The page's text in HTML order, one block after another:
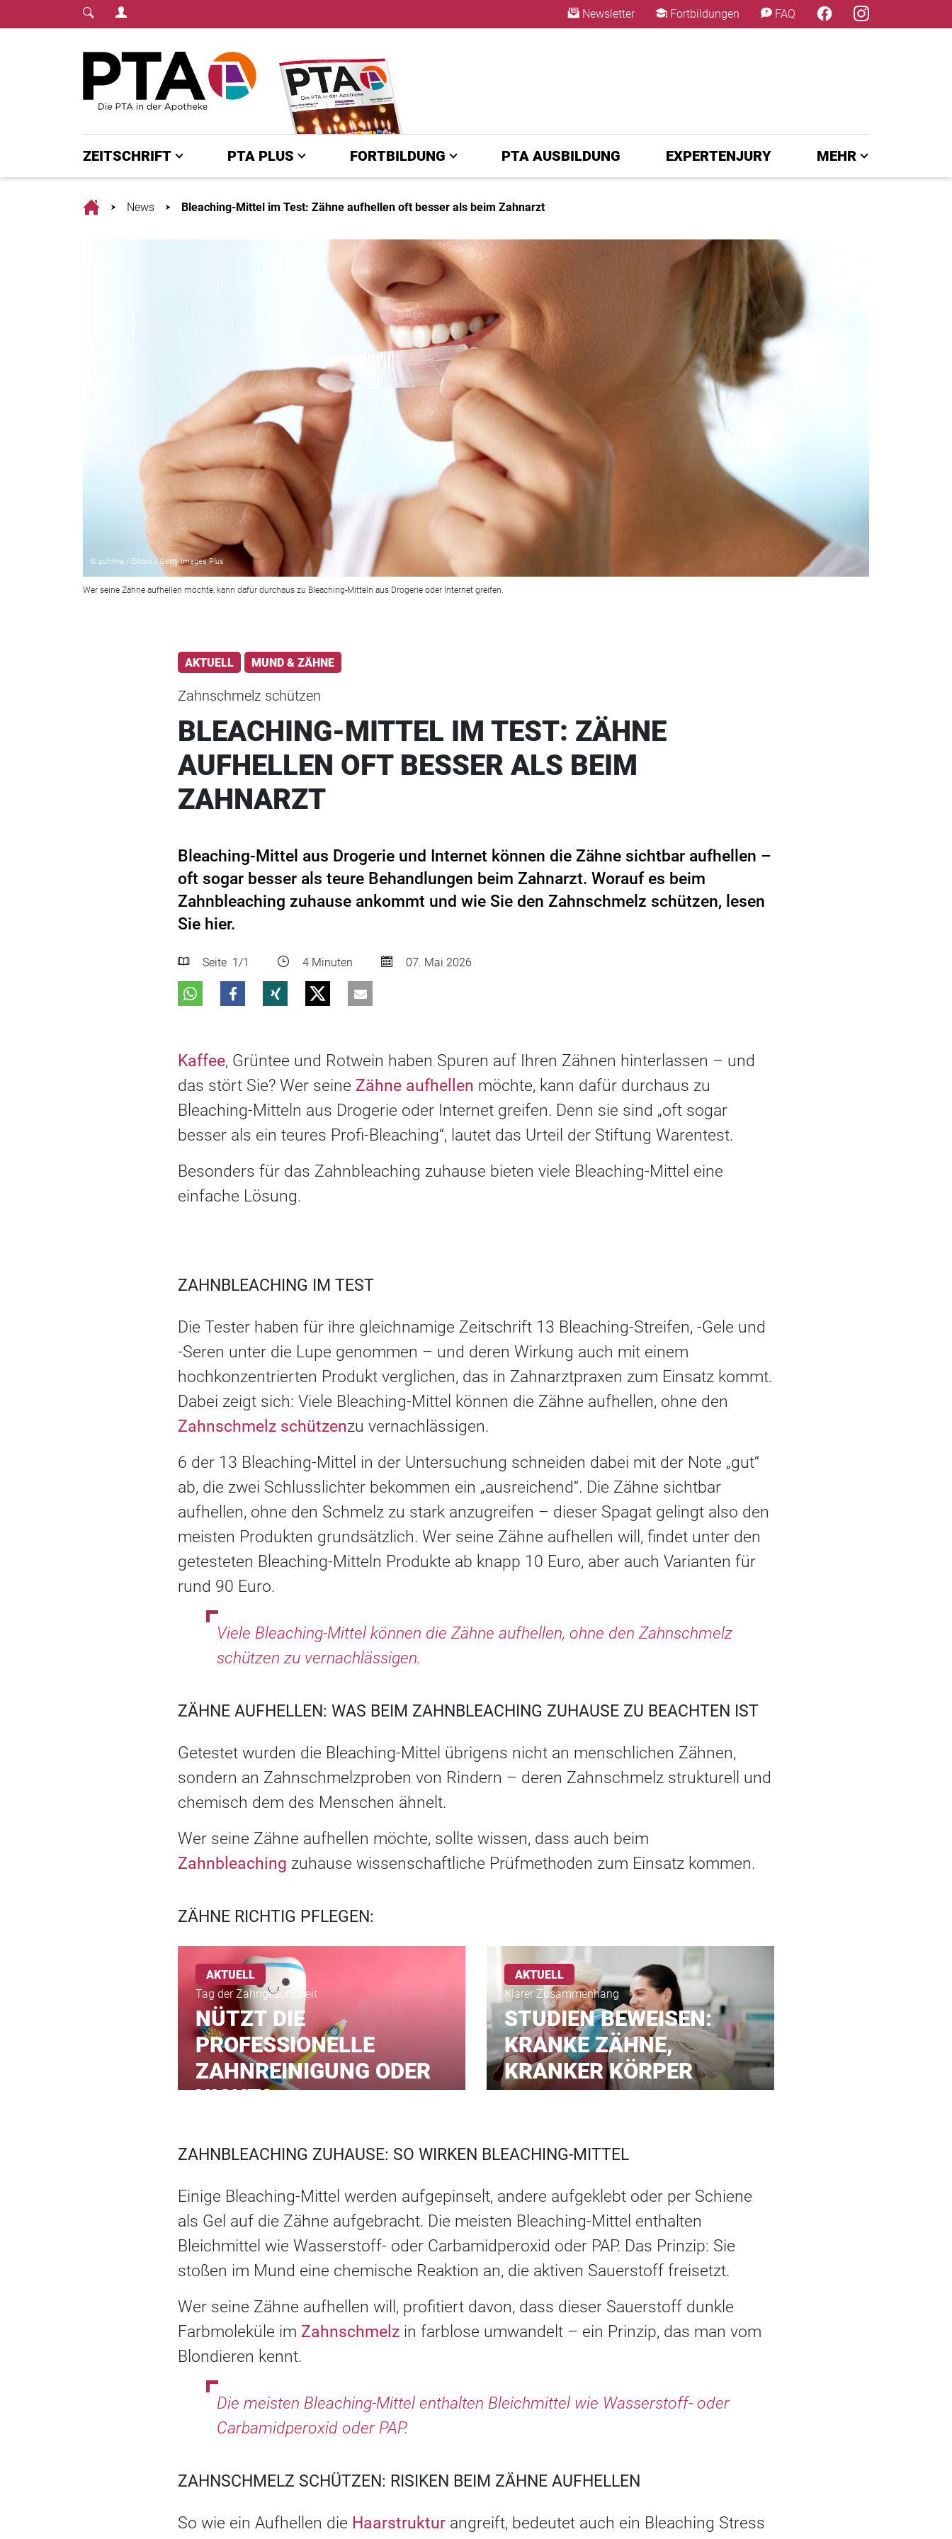
Login Menu Newsletter Fortbildungen FAQ
ZEITSCHRIFT PTA PLUS FORTBILDUNG PTA AUSBILDUNG EXPERTENJURY MEHR
HomeNews Bleaching-Mittel im Test: Zähne aufhellen oft besser als beim Zahnarzt
© puhhha / iStock / Getty Images Plus
Wer seine Zähne aufhellen möchte, kann dafür durchaus zu Bleaching-Mitteln aus Drogerie oder Internet greifen.
AKTUELL MUND & ZÄHNE
Zahnschmelz schützen
BLEACHING-MITTEL IM TEST: ZÄHNE
AUFHELLEN OFT BESSER ALS BEIM
ZAHNARZT
Bleaching-Mittel aus Drogerie und Internet können die Zähne sichtbar aufhellen –
oft sogar besser als teure Behandlungen beim Zahnarzt. Worauf es beim
Zahnbleaching zuhause ankommt und wie Sie den Zahnschmelz schützen, lesen
Sie hier.
Seite 1 /1 4 Minuten 07. Mai 2026
Kaffee, Grüntee und Rotwein haben Spuren auf Ihren Zähnen hinterlassen – und
das stört Sie? Wer seine Zähne aufhellen möchte, kann dafür durchaus zu
Bleaching-Mitteln aus Drogerie oder Internet greifen. Denn sie sind „oft sogar
besser als ein teures Profi-Bleaching“, lautet das Urteil der Stiftung Warentest.
Besonders für das Zahnbleaching zuhause bieten viele Bleaching-Mittel eine
einfache Lösung.
ZAHNBLEACHING IM TEST
Die Tester haben für ihre gleichnamige Zeitschrift 13 Bleaching-Streifen, -Gele und
-Seren unter die Lupe genommen – und deren Wirkung auch mit einem
hochkonzentrierten Produkt verglichen, das in Zahnarztpraxen zum Einsatz kommt.
Dabei zeigt sich: Viele Bleaching-Mittel können die Zähne aufhellen, ohne den
Zahnschmelz schützenzu vernachlässigen.
6 der 13 Bleaching-Mittel in der Untersuchung schneiden dabei mit der Note „gut“
ab, die zwei Schlusslichter bekommen ein „ausreichend“. Die Zähne sichtbar
aufhellen, ohne den Schmelz zu stark anzugreifen – dieser Spagat gelingt also den
meisten Produkten grundsätzlich. Wer seine Zähne aufhellen will, findet unter den
getesteten Bleaching-Mitteln Produkte ab knapp 10 Euro, aber auch Varianten für
rund 90 Euro.
Viele Bleaching-Mittel können die Zähne aufhellen, ohne den Zahnschmelz
schützen zu vernachlässigen.
ZÄHNE AUFHELLEN: WAS BEIM ZAHNBLEACHING ZUHAUSE ZU BEACHTEN IST
Getestet wurden die Bleaching-Mittel übrigens nicht an menschlichen Zähnen,
sondern an Zahnschmelzproben von Rindern – deren Zahnschmelz strukturell und
chemisch dem des Menschen ähnelt.
Wer seine Zähne aufhellen möchte, sollte wissen, dass auch beim
Zahnbleaching zuhause wissenschaftliche Prüfmethoden zum Einsatz kommen.
ZÄHNE RICHTIG PFLEGEN:
AKTUELL
Tag der Zahngesundheit
NÜTZT DIE
PROFESSIONELLE
ZAHNREINIGUNG ODER
NICHT?
AKTUELL
Klarer Zusammenhang
STUDIEN BEWEISEN:
KRANKE ZÄHNE,
KRANKER KÖRPER
ZAHNBLEACHING ZUHAUSE: SO WIRKEN BLEACHING-MITTEL
Einige Bleaching-Mittel werden aufgepinselt, andere aufgeklebt oder per Schiene
als Gel auf die Zähne aufgebracht. Die meisten Bleaching-Mittel enthalten
Bleichmittel wie Wasserstoff- oder Carbamidperoxid oder PAP. Das Prinzip: Sie
stoßen im Mund eine chemische Reaktion an, die aktiven Sauerstoff freisetzt.
Wer seine Zähne aufhellen will, profitiert davon, dass dieser Sauerstoff dunkle
Farbmoleküle im Zahnschmelz in farblose umwandelt – ein Prinzip, das man vom
Blondieren kennt.
Die meisten Bleaching-Mittel enthalten Bleichmittel wie Wasserstoff- oder
Carbamidperoxid oder PAP.
ZAHNSCHMELZ SCHÜTZEN: RISIKEN BEIM ZÄHNE AUFHELLEN
So wie ein Aufhellen die Haarstruktur angreift, bedeutet auch ein Bleaching Stress
×